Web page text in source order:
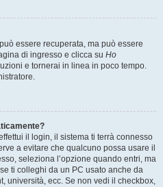
essere recuperata, ma può essere
di ingresso e clicca su Ho
e tornerai in linea in poco tempo.
il login, il sistema ti terrà connesso
a evitare che qualcuno possa usare il
seleziona l’opzione quando entri, ma
ti colleghi da un PC usato anche da
università, ecc. Se non vedi il checkbox,